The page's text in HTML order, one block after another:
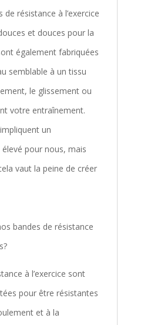
résistance à l’exercice
et douces pour la
également fabriquées
semblable à un tissu
le glissement ou
votre entraînement.
un
pour nous, mais
vaut la peine de créer
bandes de résistance
à l’exercice sont
pour être résistantes
et à la